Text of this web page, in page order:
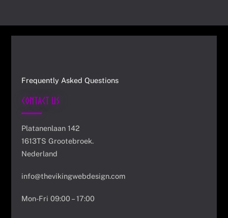
Frequently Asked Questions
Contact Us
Platanenlaan 142
1613TS Grootebroek.
Nederland
info@thevikingwebdesign.com
Mon-Fri 09:00 – 17:00